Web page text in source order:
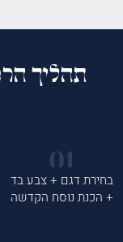
תהליך
בחירת דגם + צבע בד
+ הכנת נוסח הקדשה